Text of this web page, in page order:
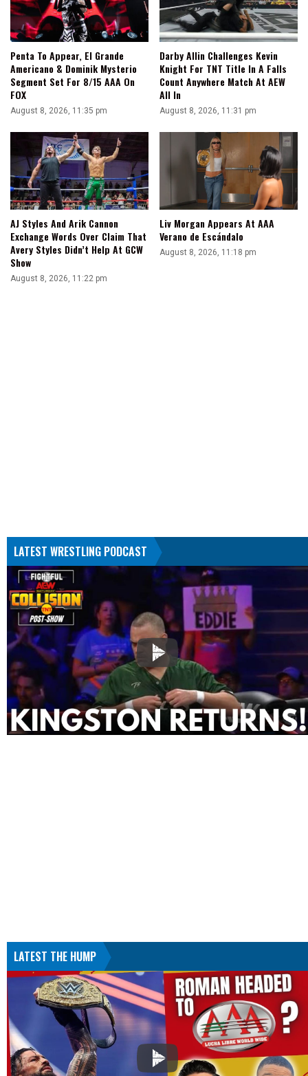
Penta To Appear, El Grande
Americano & Dominik Mysterio
Segment Set For 8/15 AAA On
FOX
August 8, 2026, 11:35 pm
Darby Allin Challenges Kevin
Knight For TNT Title In A Falls
Count Anywhere Match At AEW
All In
August 8, 2026, 11:31 pm
AJ Styles And Arik Cannon
Exchange Words Over Claim That
Avery Styles Didn’t Help At GCW
Show
August 8, 2026, 11:22 pm
Liv Morgan Appears At AAA
Verano de Escándalo
August 8, 2026, 11:18 pm
LATEST WRESTLING PODCAST
LATEST THE HUMP